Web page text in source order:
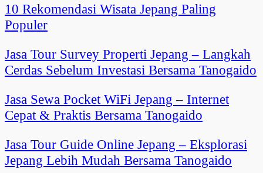
10 Rekomendasi Wisata Jepang Paling
Populer
Jasa Tour Survey Properti Jepang – Langkah
Cerdas Sebelum Investasi Bersama Tanogaido
Jasa Sewa Pocket WiFi Jepang – Internet
Cepat & Praktis Bersama Tanogaido
Jasa Tour Guide Online Jepang – Eksplorasi
Jepang Lebih Mudah Bersama Tanogaido